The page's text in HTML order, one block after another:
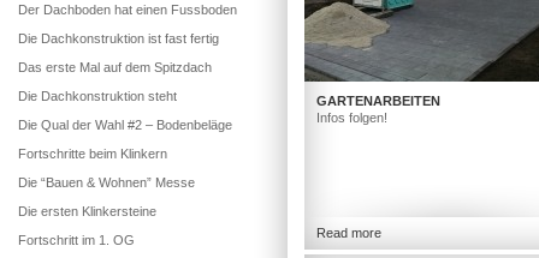
GARTENARBEITEN
Infos folgen!
Read more
Der Dachboden hat einen Fussboden
Die Dachkonstruktion ist fast fertig
Das erste Mal auf dem Spitzdach
Die Dachkonstruktion steht
Die Qual der Wahl #2 – Bodenbeläge
Fortschritte beim Klinkern
Die “Bauen & Wohnen” Messe
Die ersten Klinkersteine
Fortschritt im 1. OG